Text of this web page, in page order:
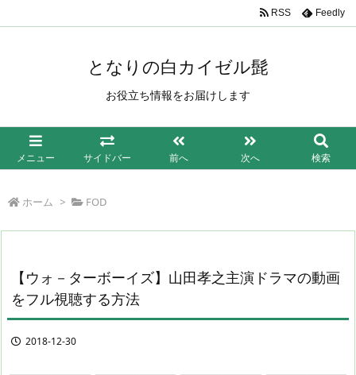
となりの白カイゼル髭
お役立ち情報をお届けします
メニュー サイドバー 前へ 次へ 検索
RSS Feedly
ホーム > FOD
【ウォ－ターボーイズ】山田孝之主演ドラマの動画
をフル視聴する方法
2018-12-30